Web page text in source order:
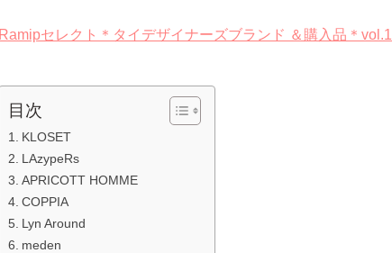
Ramipセレクト＊タイデザイナーズブランド ＆購入品＊vol.1
目次
KLOSET
LAzypeRs
APRICOTT HOMME
COPPIA
Lyn Around
meden